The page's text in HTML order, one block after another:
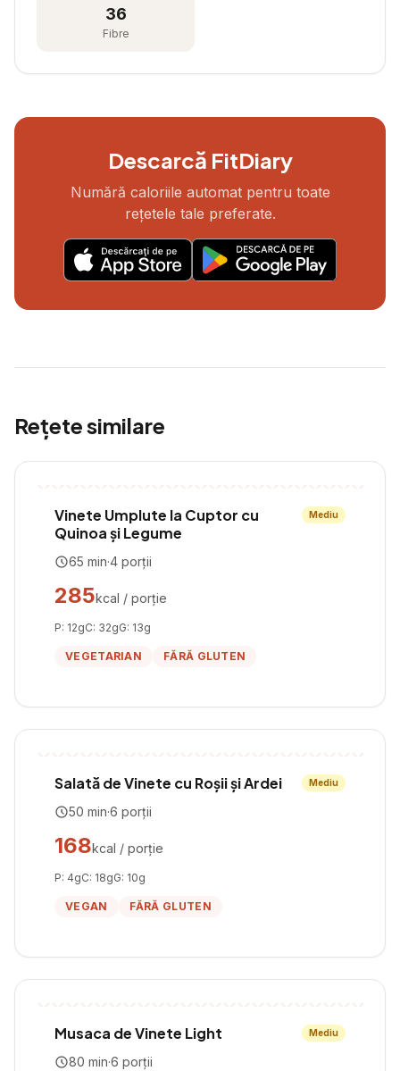
36
Fibre
Descarcă FitDiary
Numără caloriile automat pentru toate
rețetele tale preferate.
Rețete similare
Vinete Umplute la Cuptor cu
Quinoa și Legume
Mediu
65 min·4 porții
285kcal / porție
P: 12gC: 32gG: 13g
VEGETARIAN FĂRĂ GLUTEN
Salată de Vinete cu Roșii și Ardei Mediu
50 min·6 porții
168kcal / porție
P: 4gC: 18gG: 10g
VEGAN FĂRĂ GLUTEN
Musaca de Vinete Light Mediu
80 min·6 porții